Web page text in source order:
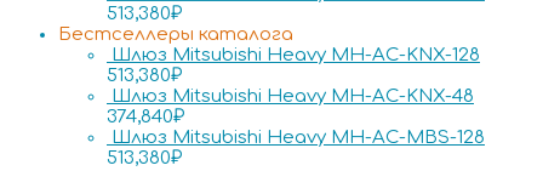
513,380₽
Бестселлеры каталога
Шлюз Mitsubishi Heavy MH-AC-KNX-128
513,380₽
Шлюз Mitsubishi Heavy MH-AC-KNX-48
374,840₽
Шлюз Mitsubishi Heavy MH-AC-MBS-128
513,380₽